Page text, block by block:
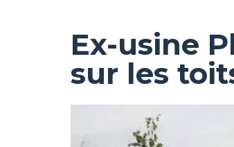
Ex-usine
sur les